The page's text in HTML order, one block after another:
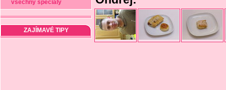
všechny speciály
ZAJÍMAVÉ TIPY